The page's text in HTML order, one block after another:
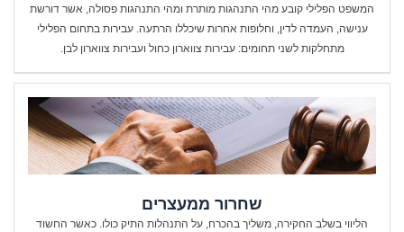
המשפט הפלילי קובע מהי התנהגות מותרת ומהי התנהגות פסולה, אשר דורשת
ענישה, העמדה לדין, וחלופות אחרות שיכללו הרתעה. עבירות בתחום הפלילי
מתחלקות לשני תחומים: עבירות צווארון כחול ועבירות צווארון לבן.
שחרור ממעצרים
הליווי בשלב החקירה, משליך בהכרח, על התנהלות התיק כולו. כאשר החשוד